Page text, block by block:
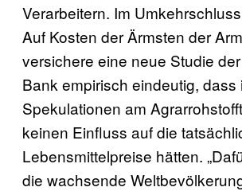
Verarbeitern. Im
Auf Kosten der Ärmsten der
versichere eine neue Studie
Bank empirisch eindeutig, dass
Spekulationen am
keinen Einfluss auf die
Lebensmittelpreise hätten.
die wachsende